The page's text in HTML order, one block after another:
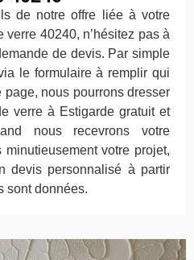
de notre offre liée à votre
40240, n’hésitez pas à
de devis. Par simple
le formulaire à remplir qui
page, nous pourrons dresser
verre à Estigarde gratuit et
nous recevrons votre
votre projet,
devis personnalisé à partir
sont données.